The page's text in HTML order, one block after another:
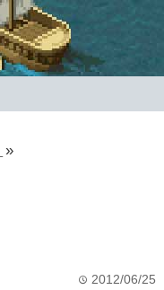
»
time 2012/06/25